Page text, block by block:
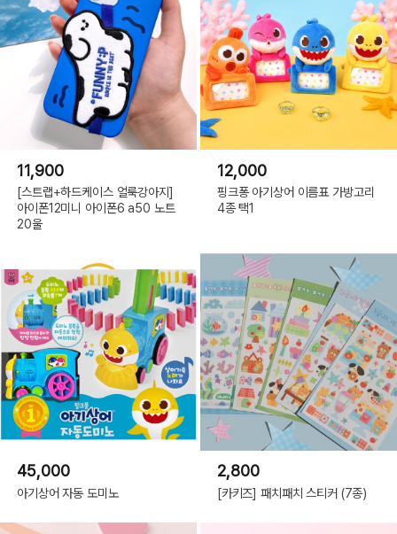
11,900
[스트랩+하드케이스 얼룩강아지]
아이폰12미니 아이폰6 a50 노트
20울
12,000
핑크퐁 아기상어 이름표 가방고리
4종 택1
45,000
아기상어 자동 도미노
2,800
[카키즈] 패치패치 스티커 (7종)